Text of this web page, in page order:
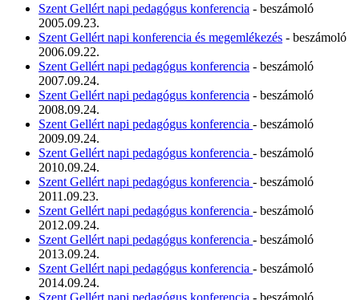
Szent Gellért napi pedagógus konferencia - beszámoló
2005.09.23.
Szent Gellért napi konferencia és megemlékezés - beszámoló
2006.09.22.
Szent Gellért napi pedagógus konferencia - beszámoló
2007.09.24.
Szent Gellért napi pedagógus konferencia - beszámoló
2008.09.24.
Szent Gellért napi pedagógus konferencia - beszámoló
2009.09.24.
Szent Gellért napi pedagógus konferencia - beszámoló
2010.09.24.
Szent Gellért napi pedagógus konferencia - beszámoló
2011.09.23.
Szent Gellért napi pedagógus konferencia - beszámoló
2012.09.24.
Szent Gellért napi pedagógus konferencia - beszámoló
2013.09.24.
Szent Gellért napi pedagógus konferencia - beszámoló
2014.09.24.
Szent Gellért napi pedagógus konferencia - beszámoló